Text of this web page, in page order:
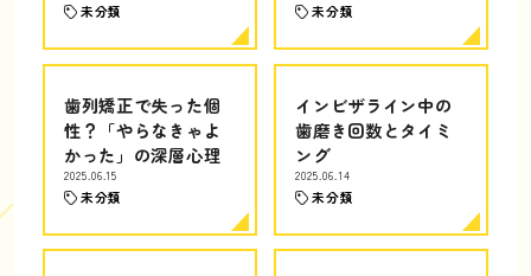
未分類 未分類
歯列矯正で失った個
性？「やらなきゃよ
かった」の深層心理
2025.06.15
未分類
インビザライン中の
歯磨き回数とタイミ
ング
2025.06.14
未分類